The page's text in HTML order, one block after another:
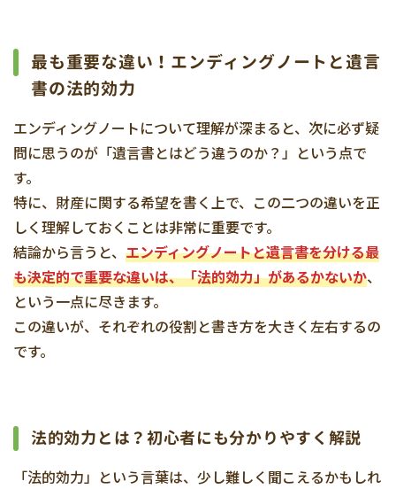
最も重要な違い！エンディングノートと遺言
書の法的効力
エンディングノートについて理解が深まると、次に必ず疑
問に思うのが「遺言書とはどう違うのか？」という点で
す。
特に、財産に関する希望を書く上で、この二つの違いを正
しく理解しておくことは非常に重要です。
結論から言うと、 エンディングノートと遺言書を分ける最
も決定的で重要な違いは、「法的効力」があるかないか、
という一点に尽きます。
この違いが、それぞれの役割と書き方を大きく左右するの
です。
法的効力とは？初心者にも分かりやすく解説
「法的効力」という言葉は、少し難しく聞こえるかもしれ